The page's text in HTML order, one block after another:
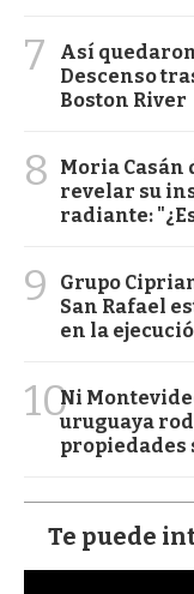
7
Así
Descenso
Boston River
8
Moria Casán
revelar su
radiante:
9
Grupo
San Rafael
en la
10Ni
uruguaya
propiedades
Te puede